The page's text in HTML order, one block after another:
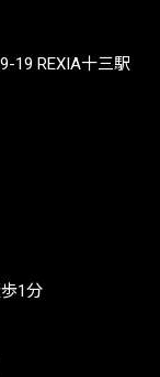
19 REXIA十三駅
1分